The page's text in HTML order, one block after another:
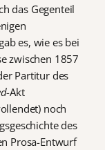
das Gegenteil
es, wie es bei
zwischen 1857
Partitur des
-Akt
noch
des
Prosa-Entwurf